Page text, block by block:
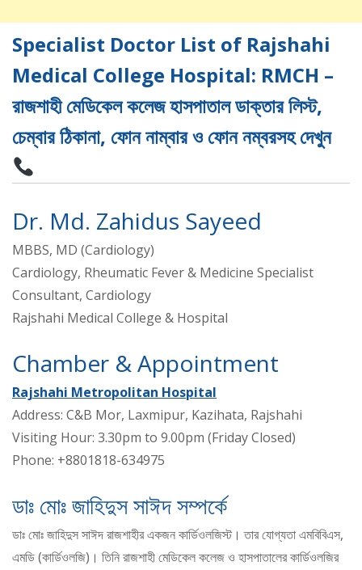
Specialist Doctor List of Rajshahi
Medical College Hospital: RMCH –
রাজশাহী মেডিকেল কলেজ হাসপাতাল ডাক্তার লিস্ট,
চেম্বার ঠিকানা, ফোন নাম্বার ও ফোন নম্বরসহ দেখুন
Dr. Md. Zahidus Sayeed
MBBS, MD (Cardiology)
Cardiology, Rheumatic Fever & Medicine Specialist
Consultant, Cardiology
Rajshahi Medical College & Hospital
Chamber & Appointment
Rajshahi Metropolitan Hospital
Address: C&B Mor, Laxmipur, Kazihata, Rajshahi
Visiting Hour: 3.30pm to 9.00pm (Friday Closed)
Phone: +8801818-634975
ডাঃ মোঃ জাহিদুস সাঈদ সম্পর্কে
ডাঃ মোঃ জাহিদুস সাঈদ রাজশাহীর একজন কার্ডিওলজিস্ট। তার যোগ্যতা এমবিবিএস,
এমডি (কার্ডিওলজি)। তিনি রাজশাহী মেডিকেল কলেজ ও হাসপাতালের কার্ডিওলজির